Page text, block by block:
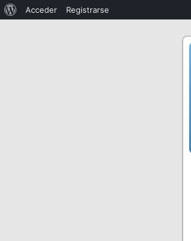
Acceder Registrarse